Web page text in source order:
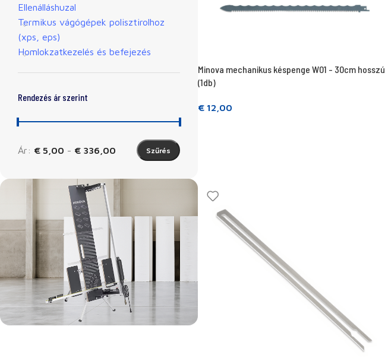
Ellenálláshuzal
Termikus vágógépek polisztirolhoz
(xps, eps)
Homlokzatkezelés és befejezés
Rendezés ár szerint
Szűrés
Ár: € 5,00 - € 336,00
Minova mechanikus késpenge W01 - 30cm hosszú
(1db)
€12,00